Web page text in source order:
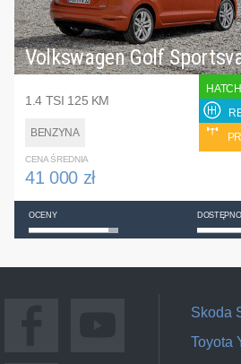
Volkswagen Golf
1.4 TSI 125 KM
BENZYNA
CENA ŚREDNIA
41 000 zł
OCENY
Skoda
Toyota